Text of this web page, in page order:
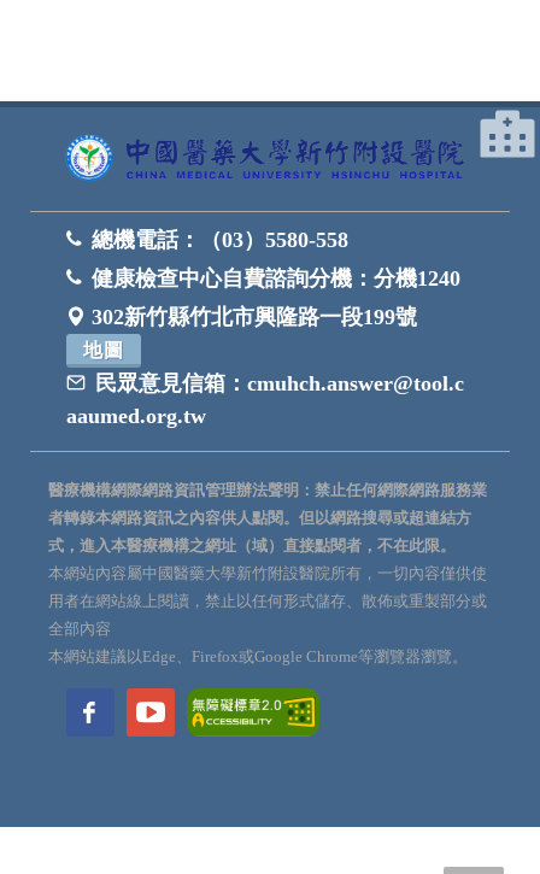
總機電話：
（03）5580-558
健康檢查中心自費諮詢分機： 分機1240
302新竹縣竹北市興隆路一段199號
地圖
民眾意見信箱： cmuhch.answer@tool.c
aaumed.org.tw
醫療機構網際網路資訊管理辦法聲明：禁止任何網際網路服務業
者轉錄本網路資訊之內容供人點閱。但以網路搜尋或超連結方
式，進入本醫療機構之網址（域）直接點閱者，不在此限。
本網站內容屬中國醫藥大學新竹附設醫院所有，一切內容僅供使
用者在網站線上閱讀，禁止以任何形式儲存、散佈或重製部分或
全部內容
本網站建議以Edge、Firefox或Google Chrome等瀏覽器瀏覽。